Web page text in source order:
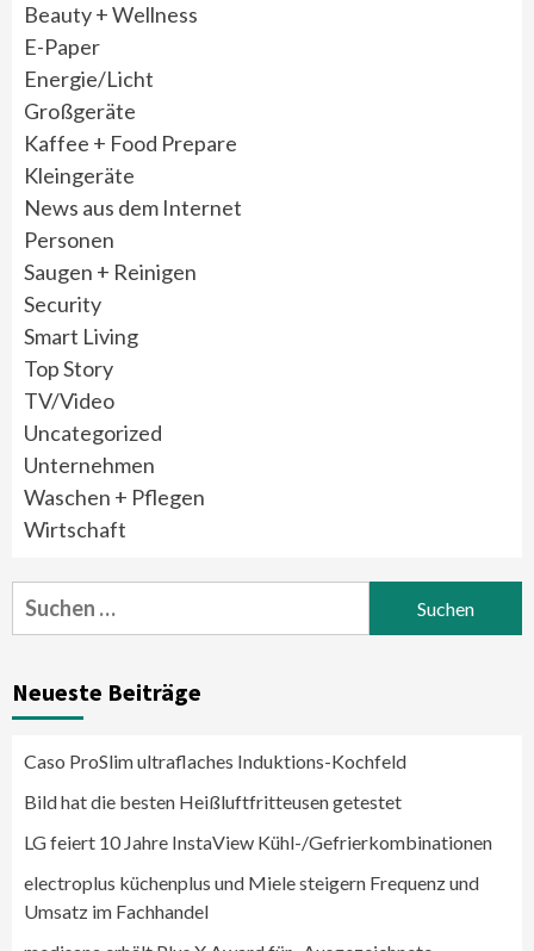
Beauty + Wellness
E-Paper
Energie/Licht
Großgeräte
Kaffee + Food Prepare
Kleingeräte
News aus dem Internet
Personen
Saugen + Reinigen
Security
Smart Living
Top Story
TV/Video
Uncategorized
Unternehmen
Waschen + Pflegen
Wirtschaft
Suchen
nach:
Neueste Beiträge
Caso ProSlim ultraflaches Induktions-Kochfeld
Bild hat die besten Heißluftfritteusen getestet
LG feiert 10 Jahre InstaView Kühl-/Gefrierkombinationen
electroplus küchenplus und Miele steigern Frequenz und
Umsatz im Fachhandel